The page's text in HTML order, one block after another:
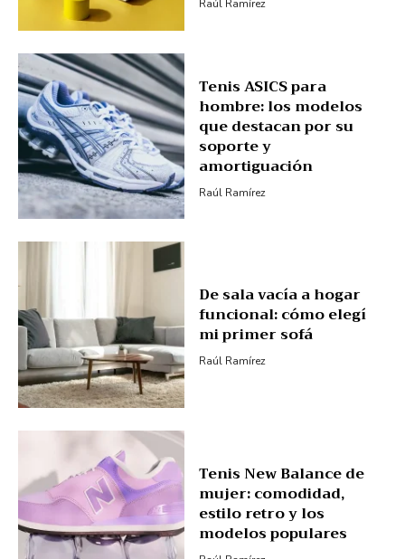
Raúl Ramírez
Tenis ASICS para
hombre: los modelos
que destacan por su
soporte y
amortiguación
Raúl Ramírez
De sala vacía a hogar
funcional: cómo elegí
mi primer sofá
Raúl Ramírez
Tenis New Balance de
mujer: comodidad,
estilo retro y los
modelos populares